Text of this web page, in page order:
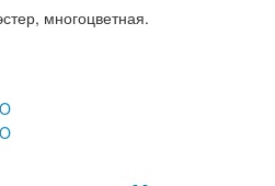
многоцветная.